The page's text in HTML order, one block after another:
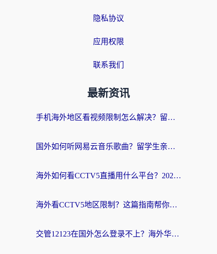
隐私协议
应用权限
联系我们
最新资讯
手机海外地区看视频限制怎么解决？留学生亲测有效的回国加速器指南
国外如何听网易云音乐歌曲？留学生亲测有效的回国加速方案
海外如何看CCTV5直播用什么平台？2026最新指南：看欧洲杯、中超、奥运不再卡
海外看CCTV5地区限制？这篇指南帮你流畅看欧洲杯、NBA还听中文解说
交管12123在国外怎么登录不上？海外华人必看的回国加速器选择指南